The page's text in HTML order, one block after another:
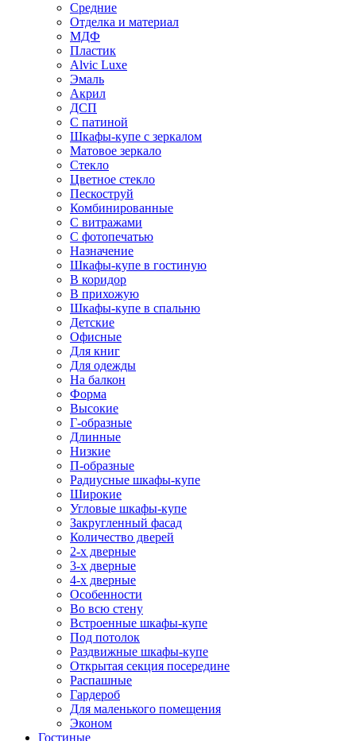
Средние
Отделка и материал
МДФ
Пластик
Alvic Luxe
Эмаль
Акрил
ДСП
С патиной
Шкафы-купе с зеркалом
Матовое зеркало
Стекло
Цветное стекло
Пескоструй
Комбинированные
С витражами
С фотопечатью
Назначение
Шкафы-купе в гостиную
В коридор
В прихожую
Шкафы-купе в спальню
Детские
Офисные
Для книг
Для одежды
На балкон
Форма
Высокие
Г-образные
Длинные
Низкие
П-образные
Радиусные шкафы-купе
Широкие
Угловые шкафы-купе
Закругленный фасад
Количество дверей
2-х дверные
3-х дверные
4-х дверные
Особенности
Во всю стену
Встроенные шкафы-купе
Под потолок
Раздвижные шкафы-купе
Открытая секция посередине
Распашные
Гардероб
Для маленького помещения
Эконом
Гостиные